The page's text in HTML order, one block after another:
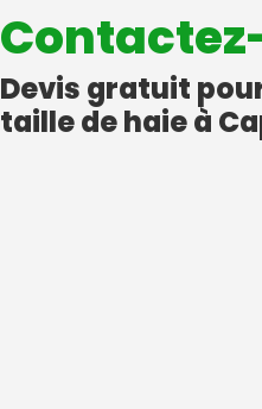
Devis gratuit
taille de haie à